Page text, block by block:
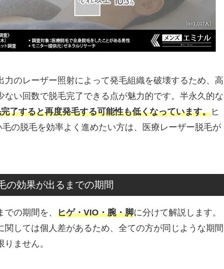
力のレーザー照射によって発毛組織を破壊するため、高
ない回数で脱毛完了できる点が魅力的です。半永久的な
了すると再度発毛する可能性も低くなっています。ヒ
の脱毛を効率よく進めたい方は、医療レーザー脱毛が
の効果が出るまでの期間
での期間を、ヒゲ・VIO・腕・脚に分けて解説します。
関しては個人差があるため、全ての方が同じような期間
ません。